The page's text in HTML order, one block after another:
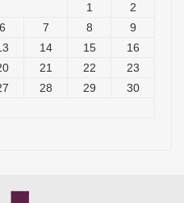
1
2
6 7 8
9
14 15
16
21 22
23
28 29
30